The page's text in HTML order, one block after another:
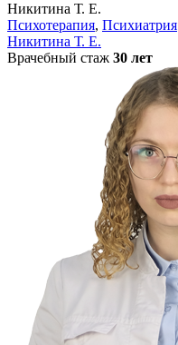
Никитина Т. Е.
Психотерапия, Психиатрия
Никитина Т. Е.
Врачебный стаж 30 лет